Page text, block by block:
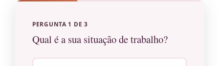
PERGUNTA 1 DE 3
Qual é a sua situação de trabalho?